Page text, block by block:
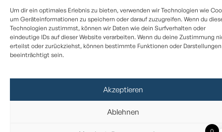
Um dir ein optimales Erlebnis zu bieten, verwenden wir Technologien wie
um Geräteinformationen zu speichern oder darauf zuzugreifen. Wenn du
Technologien zustimmst, können wir Daten wie dein Surfverhalten oder
eindeutige IDs auf dieser Website verarbeiten. Wenn du deine Zustimmung
erteilst oder zurückziehst, können bestimmte Funktionen oder Darstellungen
beeinträchtigt sein.
Akzeptieren
Ablehnen